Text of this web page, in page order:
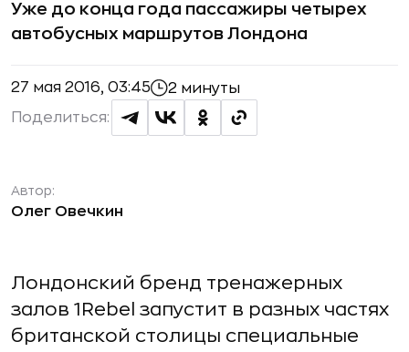
Уже до конца года пассажиры четырех
автобусных маршрутов Лондона
27 мая 2016, 03:45 2 минуты
Поделиться:
Автор:
Олег Овечкин
Лондонский бренд тренажерных
залов 1Rebel запустит в разных частях
британской столицы специальные